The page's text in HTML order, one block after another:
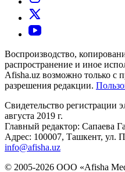
Воспроизводство,
распространение и иное
Afisha.uz возможно только с
разрешения редакции.
Свидетельство
августа 2019 г.
Главный редактор: Сапаева
Адрес: 100007, Ташкент, ул.
info@afisha.uz
© 2005-2026 ООО «Afisha